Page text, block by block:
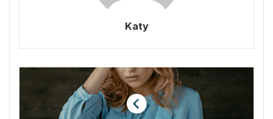
Katy